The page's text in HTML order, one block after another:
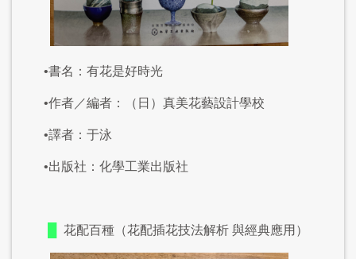
•書名：有花是好時光
•作者／編者：（日）真美花藝設計學校
•譯者：于泳
•出版社：化學工業出版社
花配百種（花配插花技法解析 與經典應用）